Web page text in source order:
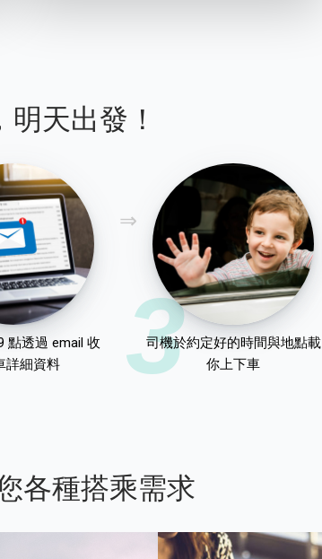
天出發！
點透過 email 收
詳細資料
3
司機於約定好的時間與地點載
你上下車
各種搭乘需求